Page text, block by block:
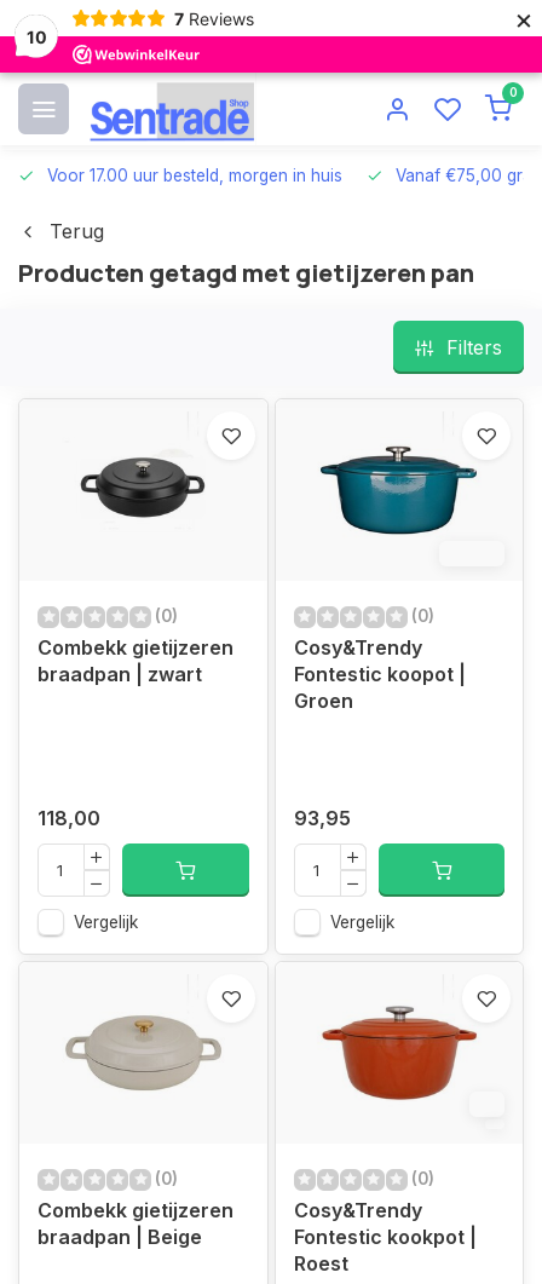
10
7 Reviews ×
0
Voor 17.00 uur besteld, morgen in huis Vanaf €75,00
Terug
Producten getagd met gietijzeren pan
Filters
(0)
Combekk gietijzeren
braadpan | zwart
118,00
Vergelijk
(0)
Cosy&Trendy
Fontestic koopot |
Groen
93,95
Vergelijk
(0)
Combekk gietijzeren
braadpan | Beige
(0)
Cosy&Trendy
Fontestic kookpot |
Roest